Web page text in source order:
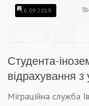
16.09.2019
Студента-
відрахування з
Міграційна служба